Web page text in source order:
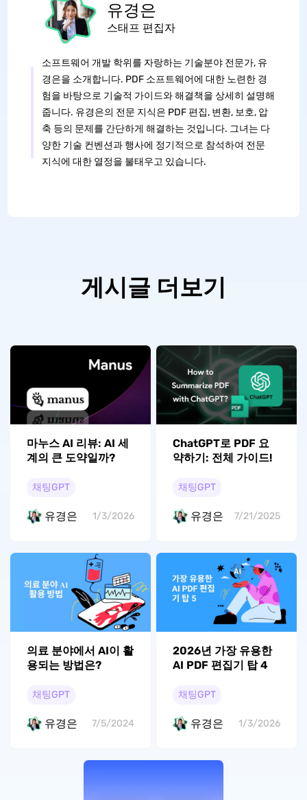
유경은
스태프 편집자
소프트웨어 개발 학위를 자랑하는 기술분야 전문가, 유
경은을 소개합니다. PDF 소프트웨어에 대한 노련한 경
험을 바탕으로 기술적 가이드와 해결책을 상세히 설명해
줍니다. 유경은의 전문 지식은 PDF 편집, 변환, 보호, 압
축 등의 문제를 간단하게 해결하는 것입니다. 그녀는 다
양한 기술 컨벤션과 행사에 정기적으로 참석하여 전문
지식에 대한 열정을 불태우고 있습니다.
게시글 더보기
마누스 AI 리뷰: AI 세
계의 큰 도약일까?
채팅GPT
유경은 1/3/2026
ChatGPT로 PDF 요
약하기: 전체 가이드!
채팅GPT
유경은 7/21/2025
의료 분야에서 AI이 활
용되는 방법은?
채팅GPT
유경은 7/5/2024
2026년 가장 유용한
AI PDF 편집기 탑 4
채팅GPT
유경은 1/3/2026